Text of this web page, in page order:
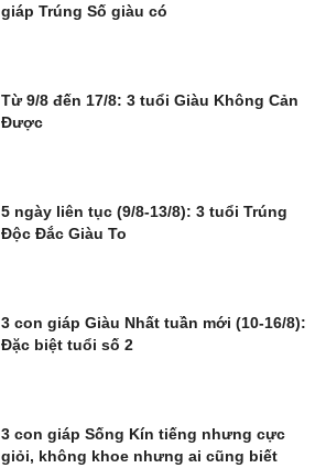
giáp Trúng Số giàu có
Từ 9/8 đến 17/8: 3 tuổi Giàu Không Cản
Được
5 ngày liên tục (9/8-13/8): 3 tuổi Trúng
Độc Đắc Giàu To
3 con giáp Giàu Nhất tuần mới (10-16/8):
Đặc biệt tuổi số 2
3 con giáp Sống Kín tiếng nhưng cực
giỏi, không khoe nhưng ai cũng biết